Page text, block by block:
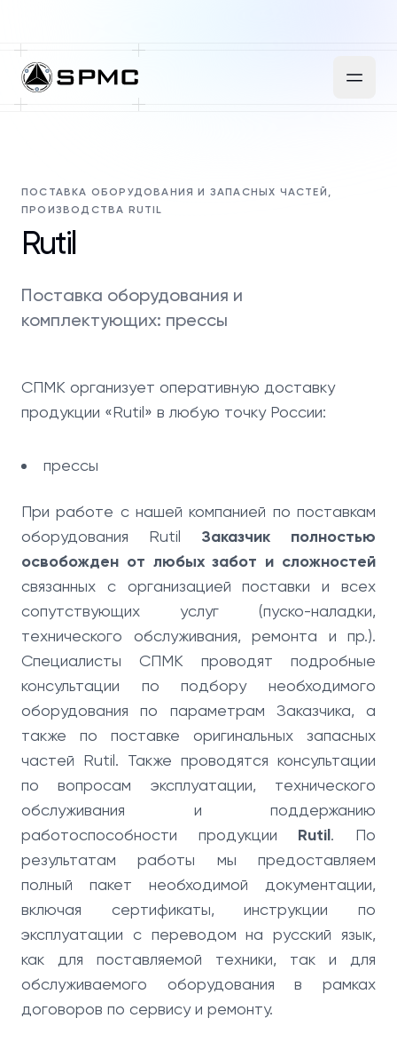
ПОСТАВКА ОБОРУДОВАНИЯ И ЗАПАСНЫХ ЧАСТЕЙ,
ПРОИЗВОДСТВА RUTIL
Rutil
Поставка оборудования и
комплектующих: прессы
СПМК организует оперативную доставку
продукции «Rutil» в любую точку России:
прессы
При работе с нашей компанией по поставкам
оборудования Rutil Заказчик полностью
освобожден от любых забот и сложностей
связанных с организацией поставки и всех
сопутствующих услуг (пуско-наладки,
технического обслуживания, ремонта и пр.).
Специалисты СПМК проводят подробные
консультации по подбору необходимого
оборудования по параметрам Заказчика, а
также по поставке оригинальных запасных
частей Rutil. Также проводятся консультации
по вопросам эксплуатации, технического
обслуживания и поддержанию
работоспособности продукции Rutil. По
результатам работы мы предоставляем
полный пакет необходимой документации,
включая сертификаты, инструкции по
эксплуатации с переводом на русский язык,
как для поставляемой техники, так и для
обслуживаемого оборудования в рамках
договоров по сервису и ремонту.